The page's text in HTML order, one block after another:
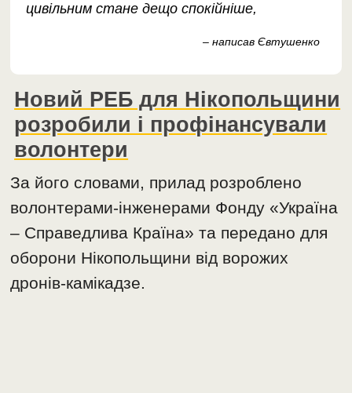
цивільним стане дещо спокійніше,
– написав Євтушенко
Новий РЕБ для Нікопольщини
розробили і профінансували
волонтери
За його словами, прилад розроблено
волонтерами-інженерами Фонду «Україна
– Справедлива Країна» та передано для
оборони Нікопольщини від ворожих
дронів-камікадзе.